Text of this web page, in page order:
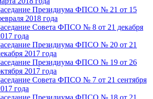
Президиума ФПСО № 21 от 15
2018 года
Совета ФПСО № 8 от 21 декабря
года
Президиума ФПСО № 20 от 21
2017 года
Президиума ФПСО № 19 от 26
2017 года
Совета ФПСО № 7 от 21 сентября
года
Президиума ФПСО № 18 от 21